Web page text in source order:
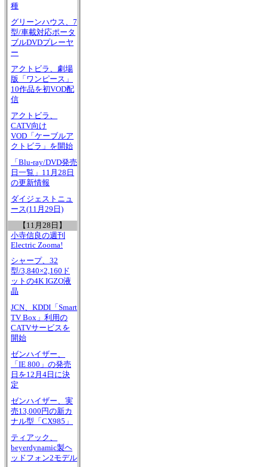
種
グリーンハウス、7
型/車載対応ポータ
ブルDVDプレーヤ
ー
アクトビラ、劇場
版「ワンピース」
10作品を初VOD配
信
アクトビラ、
CATV向け
VOD「ケーブルア
クトビラ」を開始
「Blu-ray/DVD発売
日一覧」11月28日
の更新情報
ダイジェストニュ
ース(11月29日)
【11月28日】
小寺信良の週刊
Electric Zooma!
シャープ、32
型/3,840×2,160ド
ットの4K IGZO液
晶
JCN、KDDI「Smart
TV Box」利用の
CATVサービスを
開始
ゼンハイザー、
「IE 800」の発売
日を12月4日に決
定
ゼンハイザー、実
売13,000円の新カ
ナル型「CX985」
ティアック、
beyerdynamic製ヘ
ッドフォン2モデル